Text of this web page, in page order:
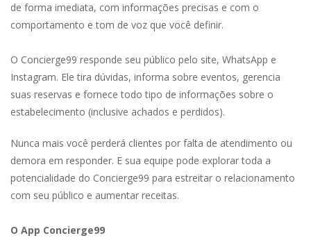
de forma imediata, com informações precisas e com o
comportamento e tom de voz que você definir.
O Concierge99 responde seu público pelo site, WhatsApp e
Instagram. Ele tira dúvidas, informa sobre eventos, gerencia
uas reservas e fornece todo tipo de informações sobre o
estabelecimento (inclusive achados e perdidos).
Nunca mais você perderá clientes por falta de atendimento ou
demora em responder. E sua equipe pode explorar toda a
potencialidade do Concierge99 para estreitar o relacionamento
com seu público e aumentar receitas.
O App Concierge99